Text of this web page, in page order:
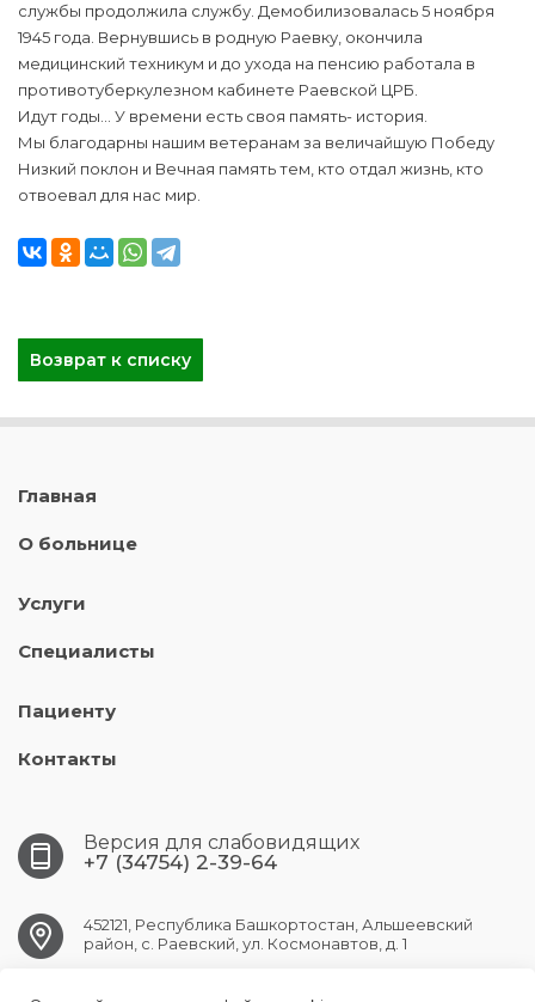
службы продолжила службу. Демобилизовалась 5 ноября
1945 года. Вернувшись в родную Раевку, окончила
медицинский техникум и до ухода на пенсию работала в
противотуберкулезном кабинете Раевской ЦРБ.
Идут годы… У времени есть своя память- история.
Мы благодарны нашим ветеранам за величайшую Победу
Низкий поклон и Вечная память тем, кто отдал жизнь, кто
отвоевал для нас мир.
Возврат к списку
Главная
О больнице
Услуги
Специалисты
Пациенту
Контакты
Версия для слабовидящих
+7 (34754) 2-39-64
452121, Республика Башкортостан, Альшеевский
район, с. Раевский, ул. Космонавтов, д. 1